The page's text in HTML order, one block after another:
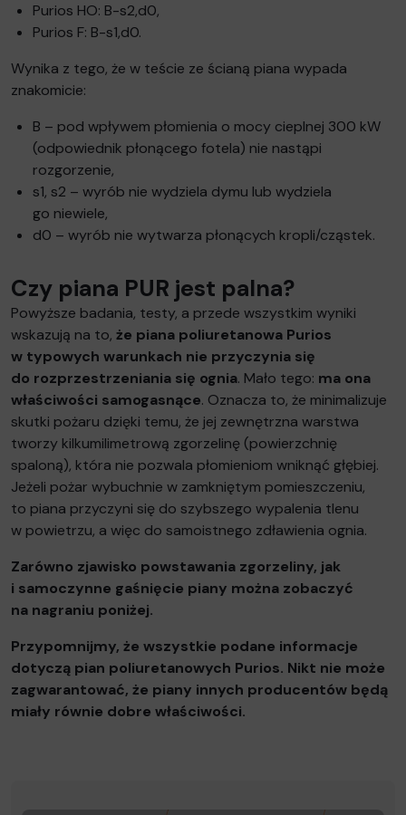
Purios HO: B-s2,d0,
Purios F: B-s1,d0.
Wynika z tego, że w teście ze ścianą piana wypada
znakomicie:
B – pod wpływem płomienia o mocy cieplnej 300 kW
(odpowiednik płonącego fotela) nie nastąpi
rozgorzenie,
s1, s2 – wyrób nie wydziela dymu lub wydziela
go niewiele,
d0 – wyrób nie wytwarza płonących kropli/cząstek.
Czy piana PUR jest palna?
Powyższe badania, testy, a przede wszystkim wyniki
wskazują na to, że piana poliuretanowa Purios
w typowych warunkach nie przyczynia się
do rozprzestrzeniania się ognia. Mało tego: ma ona
właściwości samogasnące. Oznacza to, że minimalizuje
skutki pożaru dzięki temu, że jej zewnętrzna warstwa
tworzy kilkumilimetrową zgorzelinę (powierzchnię
spaloną), która nie pozwala płomieniom wniknąć głębiej.
Jeżeli pożar wybuchnie w zamkniętym pomieszczeniu,
to piana przyczyni się do szybszego wypalenia tlenu
w powietrzu, a więc do samoistnego zdławienia ognia.
Zarówno zjawisko powstawania zgorzeliny, jak
i samoczynne gaśnięcie piany można zobaczyć
na nagraniu poniżej.
Przypomnijmy, że wszystkie podane informacje
dotyczą pian poliuretanowych Purios. Nikt nie może
zagwarantować, że piany innych producentów będą
miały równie dobre właściwości.